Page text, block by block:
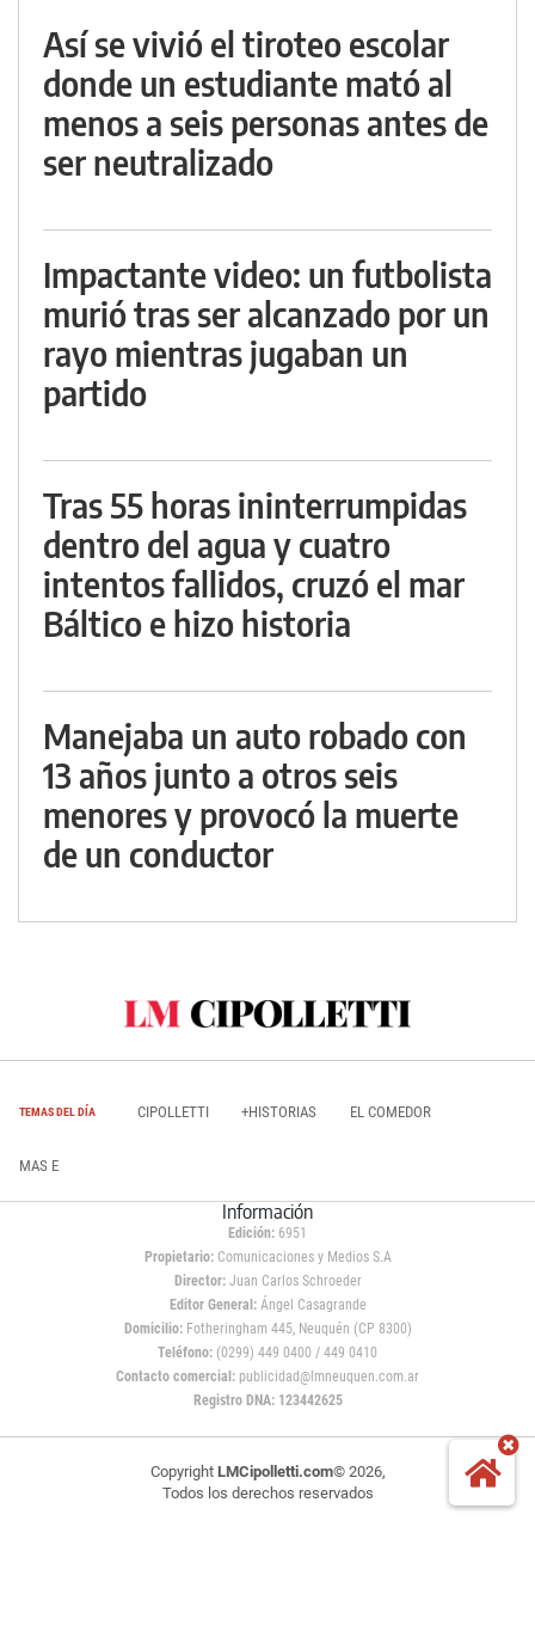
Así se vivió el tiroteo escolar
donde un estudiante mató al
menos a seis personas antes de
ser neutralizado
Impactante video: un futbolista
murió tras ser alcanzado por un
rayo mientras jugaban un
partido
Tras 55 horas ininterrumpidas
dentro del agua y cuatro
intentos fallidos, cruzó el mar
Báltico e hizo historia
Manejaba un auto robado con
13 años junto a otros seis
menores y provocó la muerte
de un conductor
TEMAS DEL DÍA CIPOLLETTI +HISTORIAS EL COMEDOR
MAS E
Información
Edición: 6951
Propietario:Comunicaciones y Medios S.A
Director: Juan Carlos Schroeder
Editor General:Ángel Casagrande
Domicilio:Fotheringham 445, Neuquén (CP 8300)
Teléfono: (0299) 449 0400 / 449 0410
Contacto comercial: publicidad@lmneuquen.com.ar
Registro DNA: 123442625
Copyright LMCipolletti.com© 2026,
Todos los derechos reservados